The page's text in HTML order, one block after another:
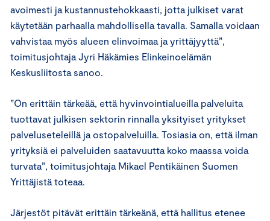
avoimesti ja kustannustehokkaasti, jotta julkiset varat
käytetään parhaalla mahdollisella tavalla. Samalla voidaan
vahvistaa myös alueen elinvoimaa ja yrittäjyyttä”,
toimitusjohtaja Jyri Häkämies Elinkeinoelämän
Keskusliitosta sanoo.
”On erittäin tärkeää, että hyvinvointialueilla palveluita
tuottavat julkisen sektorin rinnalla yksityiset yritykset
palveluseteleillä ja ostopalveluilla. Tosiasia on, että ilman
yrityksiä ei palveluiden saatavuutta koko maassa voida
turvata”, toimitusjohtaja Mikael Pentikäinen Suomen
Yrittäjistä toteaa.
Järjestöt pitävät erittäin tärkeänä, että hallitus etenee